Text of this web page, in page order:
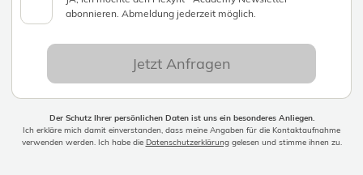
abonnieren. Abmeldung jederzeit möglich.
Jetzt Anfragen
Der Schutz Ihrer persönlichen Daten ist uns ein besonderes Anliegen.
Ich erkläre mich damit einverstanden, dass meine Angaben für die Kontaktaufnahme
verwenden werden. Ich habe die Datenschutzerklärunggelesen und stimme ihnen zu.